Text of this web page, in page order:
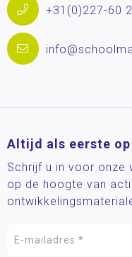
+31(0)227-60
Altijd als eerste
Schrijf u in voor onze
op de hoogte van